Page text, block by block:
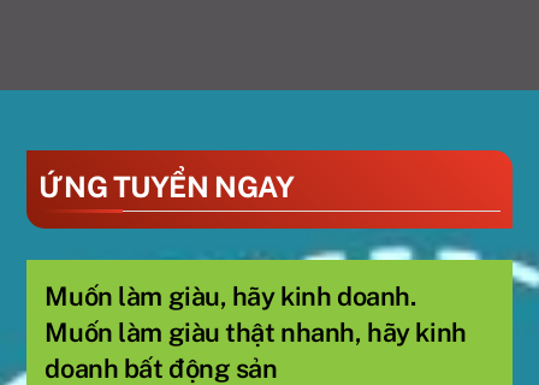
ỨNG TUYỂN NGAY
Muốn làm giàu, hãy kinh doanh.
Muốn làm giàu thật nhanh, hãy kinh
doanh bất động sản